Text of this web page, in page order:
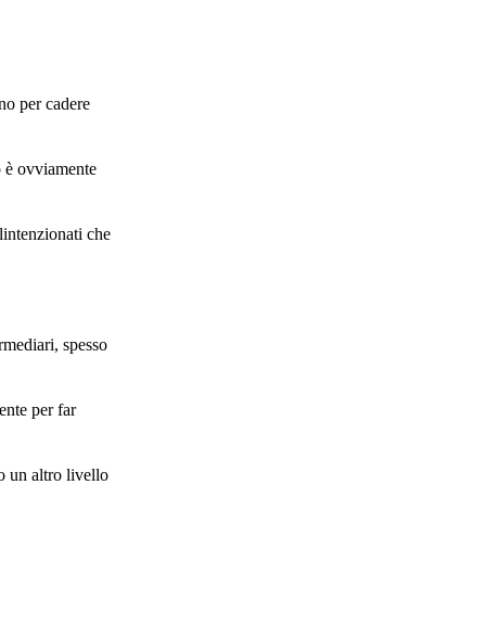
per cadere
ovviamente
che
spesso
per far
un altro livello